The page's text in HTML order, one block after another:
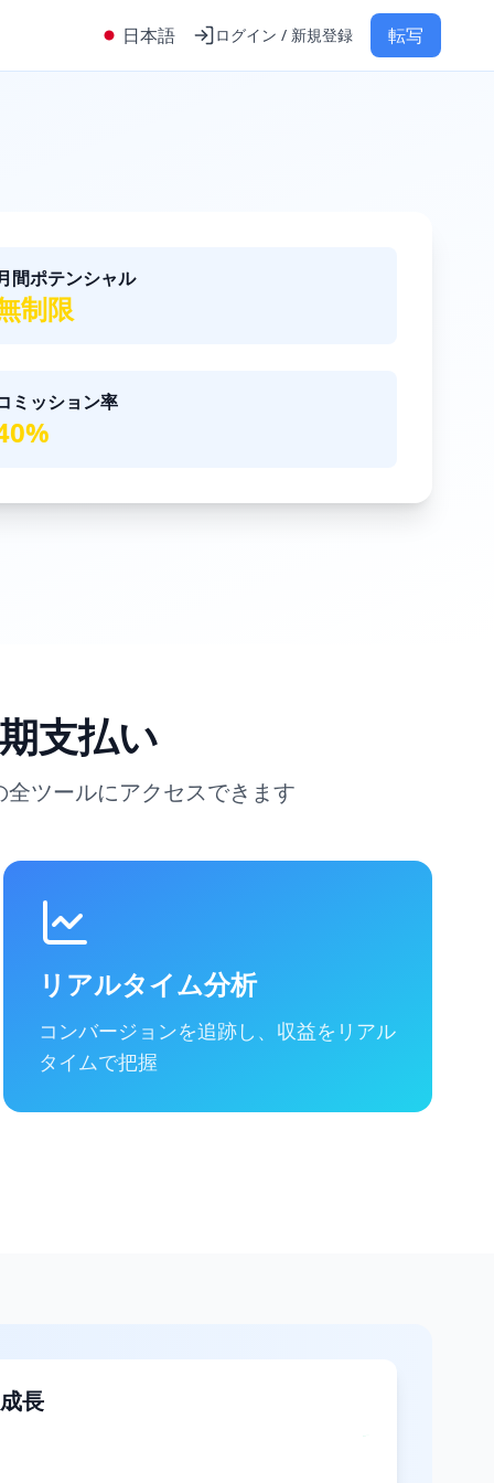
日本語 ログイン / 新規登録 転写
間ポテンシャル
制限
ミッション率
支払い
ツールにアクセスできます
リアルタイム分析
コンバージョンを追跡し、収益をリアル
タイムで把握
長